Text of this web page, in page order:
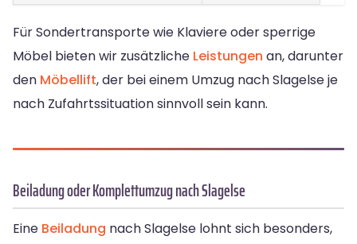
Für Sondertransporte wie Klaviere oder sperrige
Möbel bieten wir zusätzliche Leistungen an, darunter
den Möbellift, der bei einem Umzug nach Slagelse je
nach Zufahrtssituation sinnvoll sein kann.
Beiladung oder Komplettumzug nach Slagelse
Eine Beiladung nach Slagelse lohnt sich besonders,